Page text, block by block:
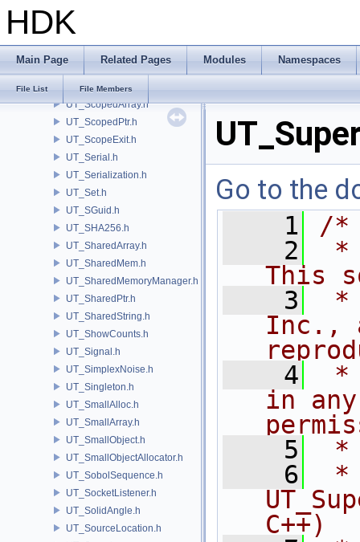
HDK
Main Page Related Pages Modules Namespaces
File List File Members
UT_SafeFloat.h
UT_SCCompressionFilter.h
UT_SCFWriter.h
UT_ScopedArray.h
UT_ScopedPtr.h
UT_ScopeExit.h
UT_Serial.h
UT_Serialization.h
UT_Set.h
UT_SGuid.h
UT_SHA256.h
UT_SharedArray.h
UT_SharedMem.h
UT_SharedMemoryManager.h
UT_SharedPtr.h
UT_SharedString.h
UT_ShowCounts.h
UT_Signal.h
UT_SimplexNoise.h
UT_Singleton.h
UT_SmallAlloc.h
UT_SmallArray.h
UT_SmallObject.h
UT_SmallObjectAllocator.h
UT_SobolSequence.h
UT_SocketListener.h
UT_SolidAngle.h
UT_SourceLocation.h
Go to the
    1
/*
    2
*
This
    3
*
Inc.,
    4
*
in
    5
*
    6
*
C++)